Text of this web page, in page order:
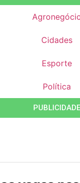
Cidades
Esporte
Política
PUBLICIDADE